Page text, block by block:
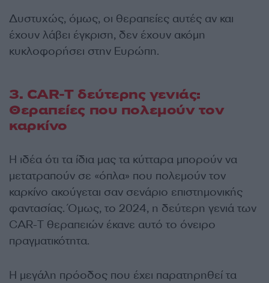
Δυστυχώς, όμως, οι θεραπείες αυτές αν και
έχουν λάβει έγκριση, δεν έχουν ακόμη
κυκλοφορήσει στην Ευρώπη.
3. CAR-T δεύτερης γενιάς:
Θεραπείες που πολεμούν τον
καρκίνο
Η ιδέα ότι τα ίδια μας τα κύτταρα μπορούν να
μετατραπούν σε «όπλα» που πολεμούν τον
καρκίνο ακούγεται σαν σενάριο επιστημονικής
φαντασίας. Όμως, το 2024, η δεύτερη γενιά των
CAR-T θεραπειών έκανε αυτό το όνειρο
πραγματικότητα.
Η μεγάλη πρόοδος που έχει παρατηρηθεί τα